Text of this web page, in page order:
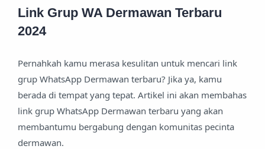
Link Grup WA Dermawan Terbaru
2024
Pernahkah kamu merasa kesulitan untuk mencari link
grup WhatsApp Dermawan terbaru? Jika ya, kamu
berada di tempat yang tepat. Artikel ini akan membahas
link grup WhatsApp Dermawan terbaru yang akan
membantumu bergabung dengan komunitas pecinta
dermawan.